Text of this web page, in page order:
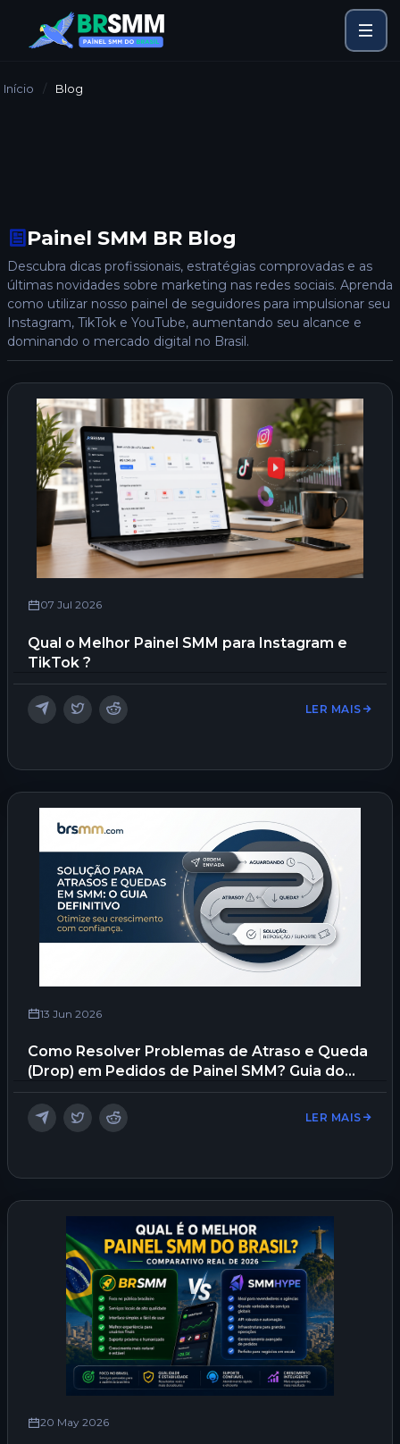
Início Blog
Painel SMM BR Blog
Descubra dicas profissionais, estratégias comprovadas e as
últimas novidades sobre marketing nas redes sociais. Aprenda
como utilizar nosso painel de seguidores para impulsionar seu
Instagram, TikTok e YouTube, aumentando seu alcance e
dominando o mercado digital no Brasil.
07 Jul 2026
Qual o Melhor Painel SMM para Instagram e
TikTok ?
LER MAIS
13 Jun 2026
Como Resolver Problemas de Atraso e Queda
(Drop) em Pedidos de Painel SMM? Guia do
Usuário
LER MAIS
20 May 2026